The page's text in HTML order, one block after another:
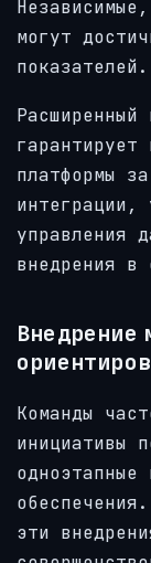
могут
показателей.
Расширенный
гарантирует
платформы
интеграции,
управления
внедрения в
Внедрение
Команды
инициативы
одноэтапные
эти